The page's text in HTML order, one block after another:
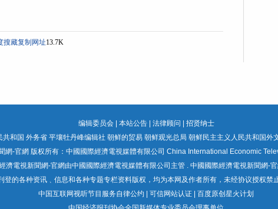
搜藏复制网址13.7K
编辑委员会| 本站公告| 法律顾问
招贤纳士
共和国 外务省 平壤牡丹峰编辑社 朝鲜的贸易 朝鲜观光总局 朝鲜民主主义人民共和国外
網-官網 版权所有：中國國際經濟電視媒體有限公司 China International Economic
濟電視新聞網-官網由中國國際經濟電視媒體有限公司主管 . 中國國際經濟電視新聞網-
登的各种资讯﹑信息和各种专题专栏资料版权，均为本网及作者所有，未经协议授权禁
中国互联网视听节目服务自律公约 | 可信网站认证 | 百度原创星火计划